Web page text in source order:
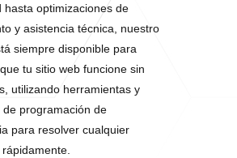
hasta optimizaciones de
y asistencia técnica, nuestro
siempre disponible para
tu sitio web funcione sin
utilizando herramientas y
de programación de
para resolver cualquier